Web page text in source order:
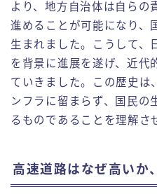
より、地方自治体は自らの
進めることが可能になり、
生まれました。こうして、
を背景に進展を遂げ、近代
ていきました。この歴史は
ンフラに留まらず、国民の
るものであることを理解さ
高速道路はなぜ高いか